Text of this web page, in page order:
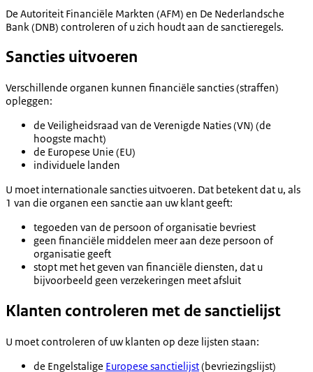
De Autoriteit Financiële Markten (AFM) en De Nederlandsche
Bank (DNB) controleren of u zich houdt aan de sanctieregels.
Sancties uitvoeren
Verschillende organen kunnen financiële sancties (straffen)
opleggen:
de Veiligheidsraad van de Verenigde Naties (VN) (de
hoogste macht)
de Europese Unie (EU)
individuele landen
U moet internationale sancties uitvoeren. Dat betekent dat u, als
1 van die organen een sanctie aan uw klant geeft:
tegoeden van de persoon of organisatie bevriest
geen financiële middelen meer aan deze persoon of
organisatie geeft
stopt met het geven van financiële diensten, dat u
bijvoorbeeld geen verzekeringen meet afsluit
Klanten controleren met de sanctielijst
U moet controleren of uw klanten op deze lijsten staan:
de Engelstalige Europese sanctielijst(bevriezingslijst)